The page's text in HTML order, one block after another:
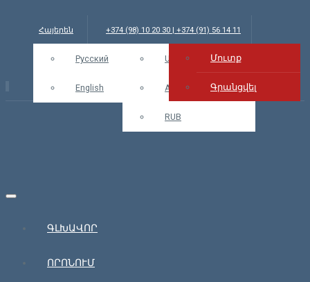
Հայերեն
Русский
English
+374 (98) 10 20 30 | +374 (91) 56 14 11
info@bars.am EUR USD
AMD
RUB
Մուտք Մուտք
Գրանցվել
ԳԼԽԱՎՈՐ
ՈՐՈՆՈՒՄ